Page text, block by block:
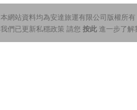
本網站資料均為安達旅運有限公司版權所
我們已更新私穩政策 請您 按此 進一步了解